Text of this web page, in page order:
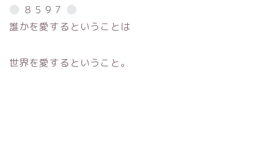
８５９７
誰かを愛するということは
世界を愛するということ。